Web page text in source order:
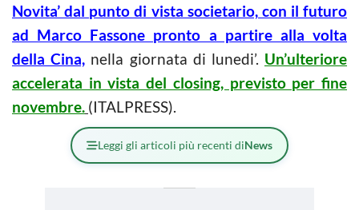
Novita’ dal punto di vista societario, con il futuro
ad Marco Fassone pronto a partire alla volta
della Cina, nella giornata di lunedi’. Un’ulteriore
accelerata in vista del closing, previsto per fine
novembre. (ITALPRESS).
Leggi gli articoli più recenti diNews